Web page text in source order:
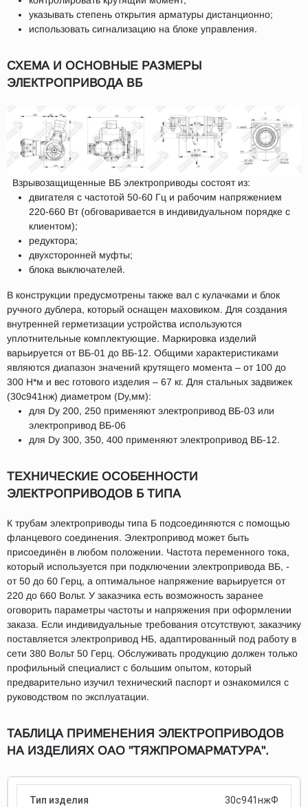
указывать степень открытия арматуры дистанционно;
использовать сигнализацию на блоке управления.
СХЕМА И ОСНОВНЫЕ РАЗМЕРЫ
ЭЛЕКТРОПРИВОДА ВБ
Взрывозащищенные ВБ электроприводы состоят из:
двигателя с частотой 50-60 Гц и рабочим напряжением
220-660 Вт (обговаривается в индивидуальном порядке с
клиентом);
редуктора;
двухсторонней муфты;
блока выключателей.
В конструкции предусмотрены также вал с кулачками и блок
ручного дублера, который оснащен маховиком. Для создания
внутренней герметизации устройства используются
уплотнительные комплектующие. Маркировка изделий
варьируется от ВБ-01 до ВБ-12. Общими характеристиками
являются диапазон значений крутящего момента – от 100 до
300 Н*м и вес готового изделия – 67 кг. Для стальных задвижек
(30c941нж) диаметром (Dy,мм):
для Dy 200, 250 применяют электропривод ВБ-03 или
электропривод ВБ-06
для Dy 300, 350, 400 применяют электропривод ВБ-12.
ТЕХНИЧЕСКИЕ ОСОБЕННОСТИ
ЭЛЕКТРОПРИВОДОВ Б ТИПА
К трубам электроприводы типа Б подсоединяются с помощью
фланцевого соединения. Электропривод может быть
присоединён в любом положении. Частота переменного тока,
который используется при подключении электропривода ВБ, -
от 50 до 60 Герц, а оптимальное напряжение варьируется от
220 до 660 Вольт. У заказчика есть возможность заранее
оговорить параметры частоты и напряжения при оформлении
заказа. Если индивидуальные требования отсутствуют, заказчику
поставляется электропривод НБ, адаптированный под работу в
сети 380 Вольт 50 Герц. Обслуживать продукцию должен только
профильный специалист с большим опытом, который
предварительно изучил технический паспорт и ознакомился с
руководством по эксплуатации.
ТАБЛИЦА ПРИМЕНЕНИЯ ЭЛЕКТРОПРИВОДОВ
НА ИЗДЕЛИЯХ ОАО "ТЯЖПРОМАРМАТУРА".
30с941нжФ